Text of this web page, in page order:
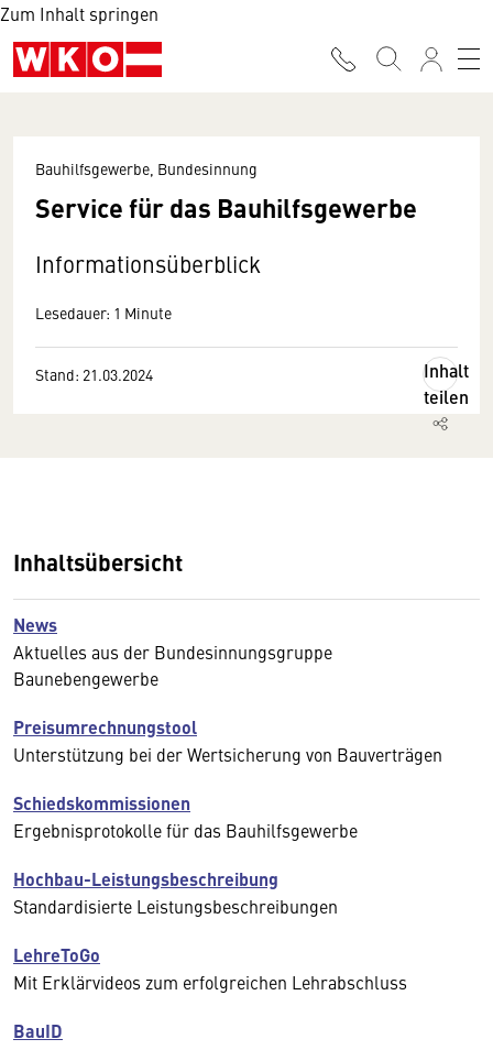
Zum Inhalt springen
Bauhilfsgewerbe, Bundesinnung
Service für das Bauhilfsgewerbe
Informationsüberblick
Lesedauer: 1 Minute
Stand: 21.03.2024
Inhalt
teilen
Inhaltsübersicht
News
Aktuelles aus der Bundesinnungsgruppe
Baunebengewerbe
Preisumrechnungstool
Unterstützung bei der Wertsicherung von Bauverträgen
Schiedskommissionen
Ergebnisprotokolle für das Bauhilfsgewerbe
Hochbau-Leistungsbeschreibung
Standardisierte Leistungsbeschreibungen
LehreToGo
Mit Erklärvideos zum erfolgreichen Lehrabschluss
BauID